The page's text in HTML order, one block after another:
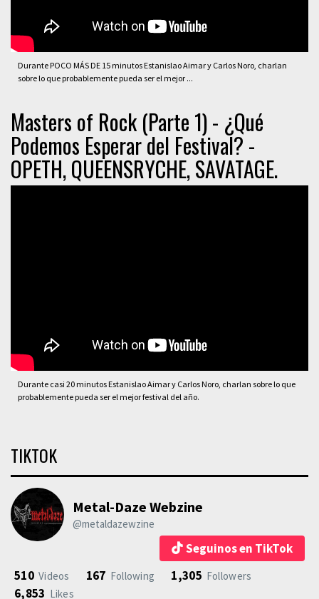
Durante POCO MÁS DE 15 minutos Estanislao Aimar y Carlos Noro, charlan
sobre lo que probablemente pueda ser el mejor ...
Masters of Rock (Parte 1) - ¿Qué
Podemos Esperar del Festival? -
OPETH, QUEENSRYCHE, SAVATAGE.
Durante casi 20 minutos Estanislao Aimar y Carlos Noro, charlan sobre lo que
probablemente pueda ser el mejor festival del año.
TIKTOK
Metal-Daze Webzine
@metaldazewzine
Seguinos en TikTok
510 Videos 167 Following 1,305 Followers
6,853 Likes